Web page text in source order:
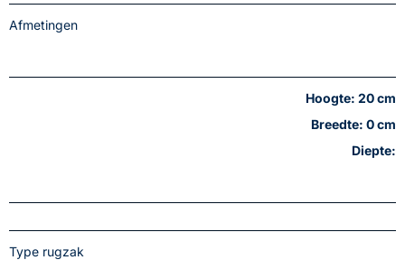
Afmetingen
Hoogte: 20 cm
Breedte: 0 cm
Diepte:
Type rugzak